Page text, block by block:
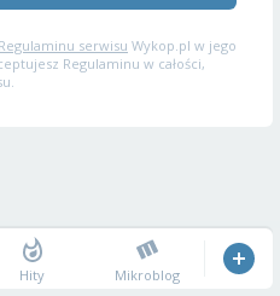
Regulaminu serwisu Wykop.pl w jego
Regulaminu w całości,
Hity Mikroblog